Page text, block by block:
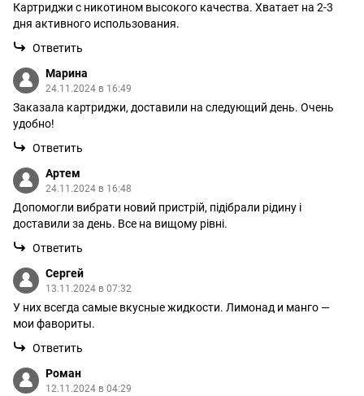
Картриджи с никотином высокого качества. Хватает на 2-3
дня активного использования.
Ответить
Марина
24.11.2024 в 16:49
Заказала картриджи, доставили на следующий день. Очень
удобно!
Ответить
Артем
24.11.2024 в 16:48
Допомогли вибрати новий пристрій, підібрали рідину і
доставили за день. Все на вищому рівні.
Ответить
Сергей
13.11.2024 в 07:32
У них всегда самые вкусные жидкости. Лимонад и манго —
мои фавориты.
Ответить
Роман
12.11.2024 в 04:29